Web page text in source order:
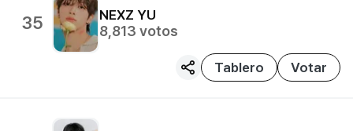
35 NEXZ YU
8,813 votos
Tablero Votar